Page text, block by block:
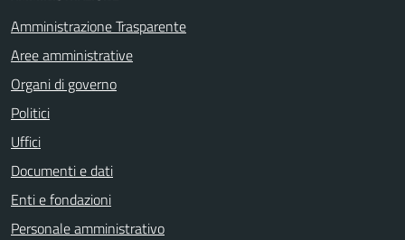
Amministrazione Trasparente
Aree amministrative
Organi di governo
Politici
Uffici
Documenti e dati
Enti e fondazioni
Personale amministrativo